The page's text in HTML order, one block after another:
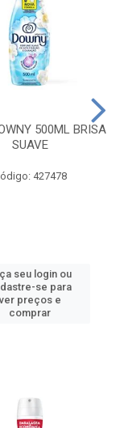
500ML BRISA
SUAVE
427478
seu login ou
se para
preços e
comprar